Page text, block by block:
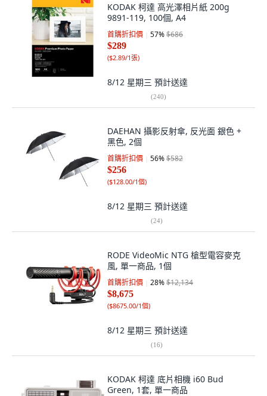
KODAK 柯達 高光澤相片紙 200g
9891-119, 100個, A4
首購折扣價 57%$686
$289
($2.89/1張)
8/12 星期三 預計送達
(240)
DAEHAN 攝影反射傘, 反光面 銀色 +
黑色, 2個
首購折扣價 56%$582
$256
($128.00/1個)
8/12 星期三 預計送達
(24)
RODE VideoMic NTG 槍型電容麥克
風, 單一商品, 1個
首購折扣價 28%$12,134
$8,675
($8675.00/1個)
8/12 星期三 預計送達
(16)
KODAK 柯達 底片相機 i60 Bud
Green, 1套, 單一商品